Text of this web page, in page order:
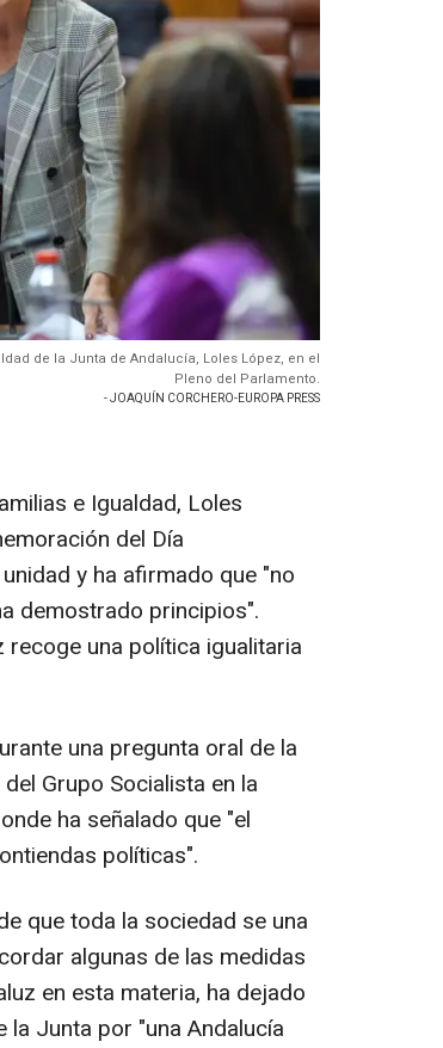
de la Junta de Andalucía, Loles López, en el
Pleno del Parlamento.
- JOAQUÍN CORCHERO-EUROPA PRESS
e Igualdad, Loles
del Día
y ha afirmado que "no
demostrado principios".
una política igualitaria
una pregunta oral de la
Grupo Socialista en la
ha señalado que "el
políticas".
que toda la sociedad se una
algunas de las medidas
en esta materia, ha dejado
Junta por "una Andalucía